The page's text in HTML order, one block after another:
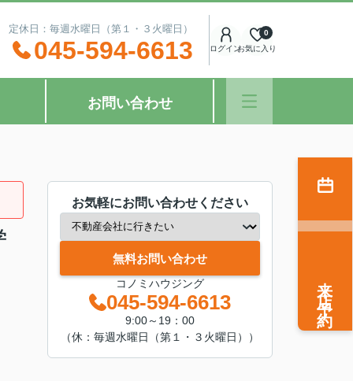
休日：毎週水曜日（第１・３火曜日）
045-594-6613 ログインお気に入り
0
お問い合わせ
お気軽にお問い合わせください
無料お問い合わせ
コノミハウジング
045-594-6613
9:00～19：00
（休：毎週水曜日（第１・３火曜日））
来店予約